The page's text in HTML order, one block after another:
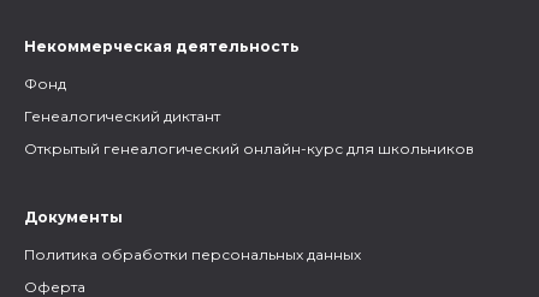
Некоммерческая деятельность
Фонд
Генеалогический диктант
Открытый генеалогический онлайн-курс для школьников
Документы
Политика обработки персональных данных
Оферта